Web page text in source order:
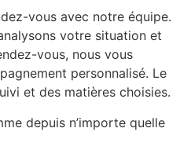
vous avec notre équipe.
votre situation et
vous, nous vous
personnalisé. Le
et des matières choisies.
depuis n’importe quelle